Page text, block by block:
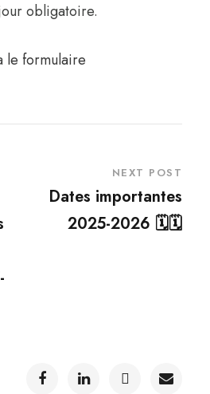
obligatoire.
le formulaire
NEXT POST
Dates importantes
2025-2026 🗓🗓